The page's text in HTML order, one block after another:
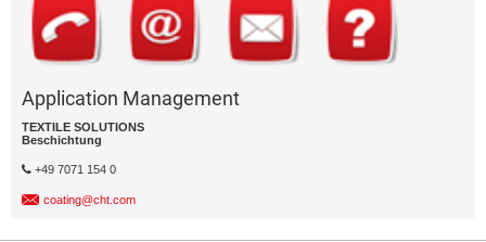
Application Management
TEXTILE SOLUTIONS
Beschichtung
+49 7071 154 0
coating@cht.com